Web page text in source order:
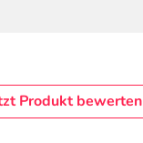
Produkt bewerten